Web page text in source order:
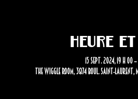
Heure
15 sept. 2024, 19 h 00
The Wiggle Room, 3874 Boul. Saint-Laurent,